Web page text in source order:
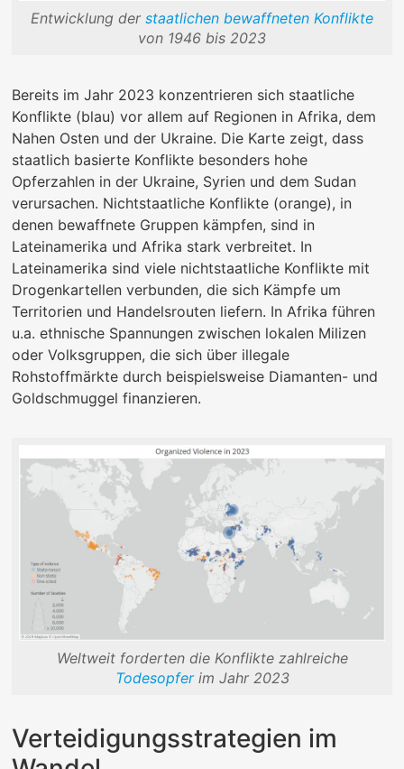
Entwicklung der staatlichen bewaffneten Konflikte
von 1946 bis 2023
Bereits im Jahr 2023 konzentrieren sich staatliche
Konflikte (blau) vor allem auf Regionen in Afrika, dem
Nahen Osten und der Ukraine. Die Karte zeigt, dass
staatlich basierte Konflikte besonders hohe
Opferzahlen in der Ukraine, Syrien und dem Sudan
verursachen. Nichtstaatliche Konflikte (orange), in
denen bewaffnete Gruppen kämpfen, sind in
Lateinamerika und Afrika stark verbreitet. In
Lateinamerika sind viele nichtstaatliche Konflikte mit
Drogenkartellen verbunden, die sich Kämpfe um
Territorien und Handelsrouten liefern. In Afrika führen
u.a. ethnische Spannungen zwischen lokalen Milizen
oder Volksgruppen, die sich über illegale
Rohstoffmärkte durch beispielsweise Diamanten- und
Goldschmuggel finanzieren.
Weltweit forderten die Konflikte zahlreiche
Todesopferim Jahr 2023
Verteidigungsstrategien im